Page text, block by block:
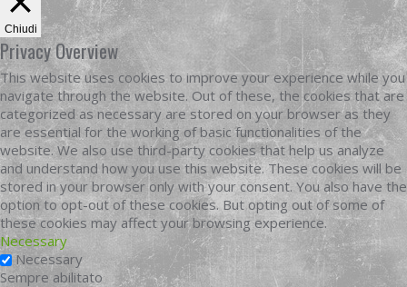
Chiudi
Privacy Overview
This website uses cookies to improve your experience while you
navigate through the website. Out of these, the cookies that are
categorized as necessary are stored on your browser as they
are essential for the working of basic functionalities of the
website. We also use third-party cookies that help us analyze
and understand how you use this website. These cookies will be
stored in your browser only with your consent. You also have the
option to opt-out of these cookies. But opting out of some of
these cookies may affect your browsing experience.
Necessary
Necessary
Sempre abilitato